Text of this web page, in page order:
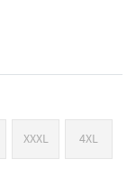
XXXL 4XL